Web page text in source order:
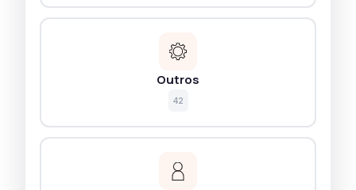
Outros
42